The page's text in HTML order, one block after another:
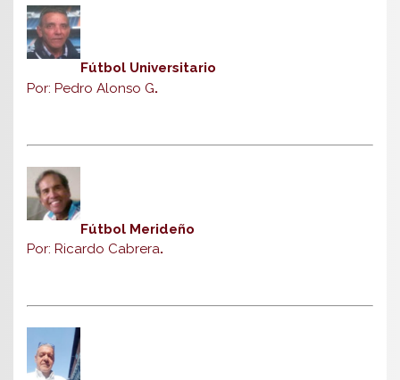
Fútbol Universitario
Por: Pedro Alonso G.
Fútbol Merideño
Por: Ricardo Cabrera.